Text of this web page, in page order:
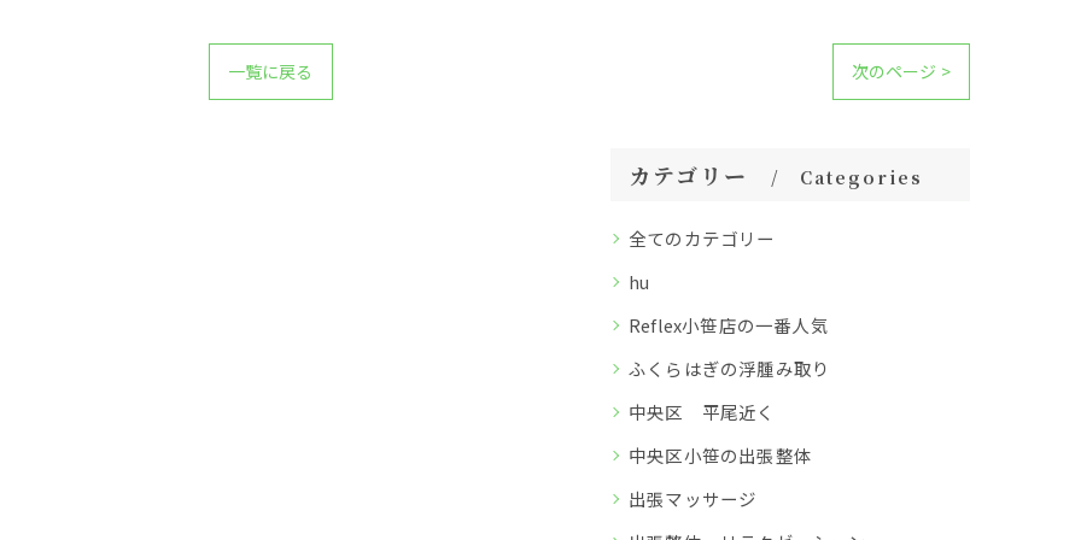
一覧に戻る 次のページ >
カテゴリー Categories
全てのカテゴリー
hu
Reflex小笹店の一番人気
ふくらはぎの浮腫み取り
中央区 平尾近く
中央区小笹の出張整体
出張マッサージ